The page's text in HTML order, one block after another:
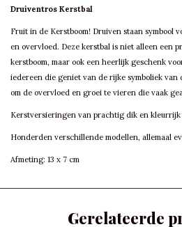
Druiventros Kerstbal
Fruit in de Kerstboom! Druiven staan symbool
en overvloed. Deze kerstbal is niet alleen een
kerstboom, maar ook een heerlijk geschenk
iedereen die geniet van de rijke symboliek van
om de overvloed en groei te vieren die vaak
Kerstversieringen van prachtig dik en
Honderden verschillende modellen, allemaal
Afmeting: 13 x 7 cm
Gerelateerde